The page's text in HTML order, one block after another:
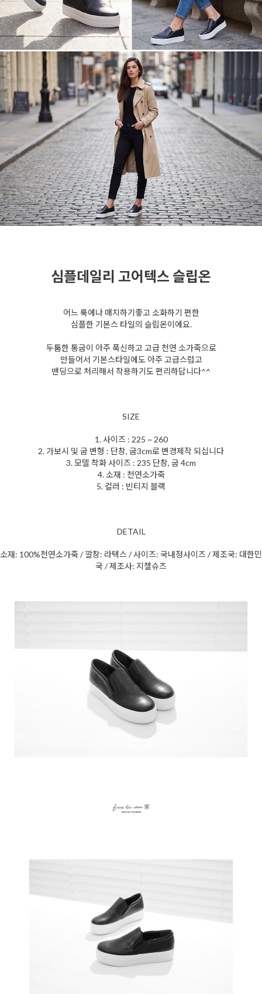
심플데일리 고어텍스 슬립온
어느 룩에나 매치하기좋고 소화하기 편한
심플한 기본스 타일의 슬립온이에요.
두툼한 통굽이 아주 푹신하고 고급 천연 소가죽으로
만들어서 기본스타일에도 아주 고급스럽고
밴딩으로 처리해서 착용하기도 편리하답니다^^
SIZE
1. 사이즈 : 225 ~ 260
2. 가보시 및 굽 변형 : 단창, 굽3cm로 변경제작 되십니다
3. 모델 착화 사이즈 : 235 단창, 굽 4cm
4. 소재 : 천연소가죽
5. 컬러 : 빈티지 블랙
DETAIL
소재: 100%천연소가죽 / 깔창: 라텍스 / 사이즈: 국내정사이즈 / 제조국: 대한민
국 / 제조사: 지젤슈즈